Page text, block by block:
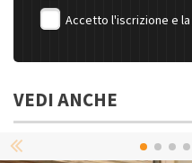
Accetto l'iscrizione e la
VEDI ANCHE